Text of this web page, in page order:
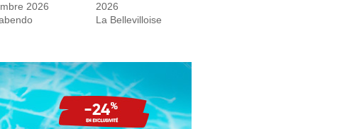
2026
2026
La Bellevilloise